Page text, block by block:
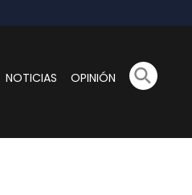
NOTICIAS OPINIÓN